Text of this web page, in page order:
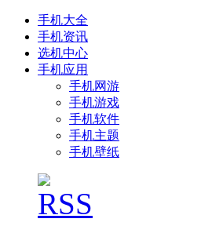
手机大全
手机资讯
选机中心
手机应用
手机网游
手机游戏
手机软件
手机主题
手机壁纸